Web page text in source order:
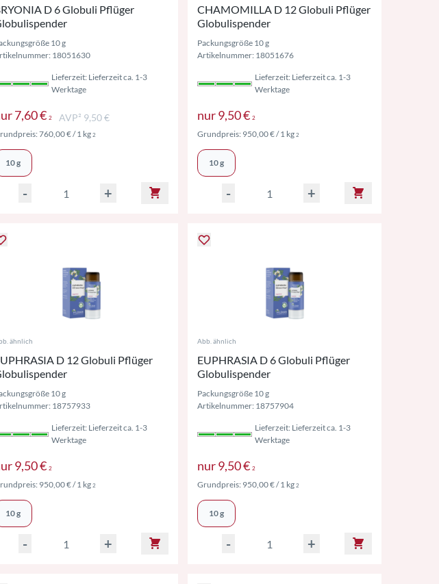
D 6 Globuli Pflüger
10 g
18051630
Lieferzeit: Lieferzeit ca. 1-3
Werktage
7,60 € 2 Preise inkl. MwSt. ggf. zzgl. Versand
AVP² 9,50 €
760,00 €/ 1 kg 2 Preise inkl. MwSt. ggf. zzgl. Versand
10 g
- +
CHAMOMILLA D 12 Globuli Pflüger
Globulispender
Packungsgröße 10 g
Artikelnummer: 18051676
Lieferzeit: Lieferzeit ca. 1-3
Werktage
nur9,50 € 2
Grundpreis: 950,00 €/ 1 kg 2
10 g
- +
ähnlich
D 12 Globuli Pflüger
10 g
18757933
Lieferzeit: Lieferzeit ca. 1-3
Werktage
9,50 € 2 Preise inkl. MwSt. ggf. zzgl. Versand
950,00 €/ 1 kg 2 Preise inkl. MwSt. ggf. zzgl. Versand
10 g
- +
Abb. ähnlich
EUPHRASIA D 6 Globuli Pflüger
Globulispender
Packungsgröße 10 g
Artikelnummer: 18757904
Lieferzeit: Lieferzeit ca. 1-3
Werktage
nur9,50 € 2
Grundpreis: 950,00 €/ 1 kg 2
10 g
- +